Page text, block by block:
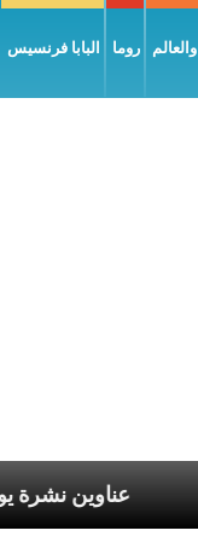
البابا فرنسيس روما
الآخرين